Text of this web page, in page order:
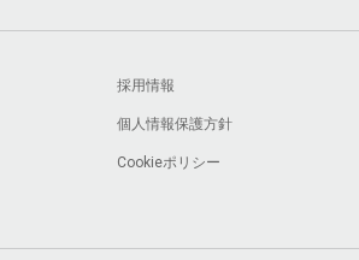
採用情報
個人情報保護方針
Cookieポリシー